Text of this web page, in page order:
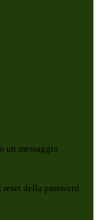
un messaggio
della password